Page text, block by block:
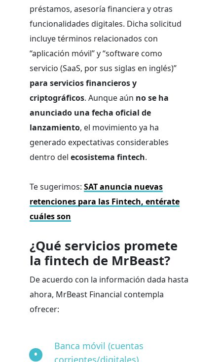
préstamos, asesoría financiera y otras
funcionalidades digitales. Dicha solicitud
incluye términos relacionados con
“aplicación móvil” y “software como
servicio (SaaS, por sus siglas en inglés)”
para servicios financieros y
criptográficos. Aunque aún no se ha
anunciado una fecha oficial de
lanzamiento, el movimiento ya ha
generado expectativas considerables
dentro del ecosistema fintech.
Te sugerimos: SAT anuncia nuevas
retenciones para las Fintech, entérate
cuáles son
¿Qué servicios promete
la fintech de MrBeast?
De acuerdo con la información dada hasta
ahora, MrBeast Financial contempla
ofrecer:
Banca móvil (cuentas
corrientes/digitales)